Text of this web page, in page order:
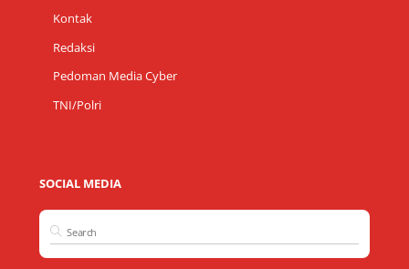
Kontak
Redaksi
Pedoman Media Cyber
TNI/Polri
SOCIAL MEDIA